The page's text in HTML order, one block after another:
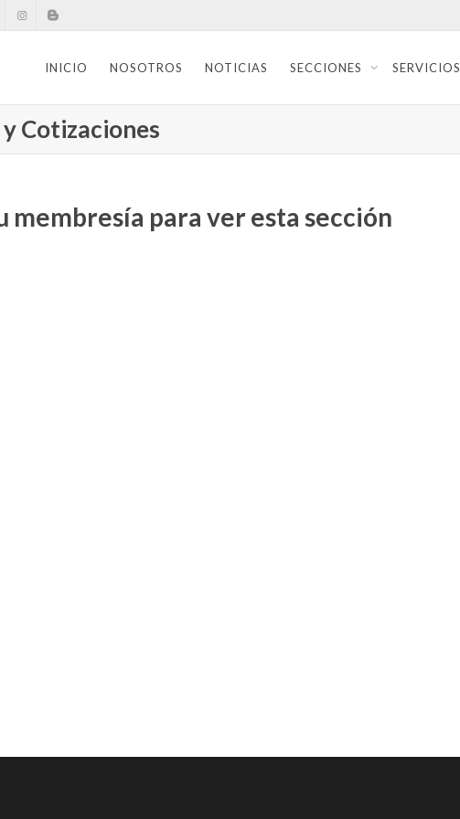
INICIO NOSOTROS NOTICIAS SECCIONES SERVICIOS
Cotizaciones
membresía para ver esta sección